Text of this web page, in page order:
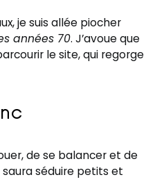
je suis allée piocher
années 70. J’avoue que
le site, qui regorge
de se balancer et de
saura séduire petits et